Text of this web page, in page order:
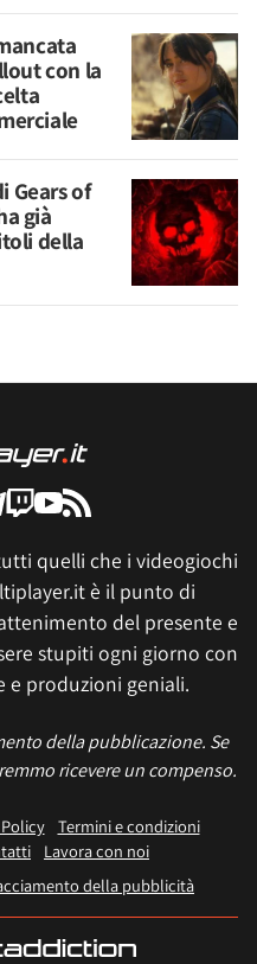
con la
Gears of
già
della
quelli che i videogiochi
è il punto di
del presente e
stupiti ogni giorno con
e produzioni geniali.
della pubblicazione. Se
ricevere un compenso.
Termini e condizioni
Lavora con noi
della pubblicità